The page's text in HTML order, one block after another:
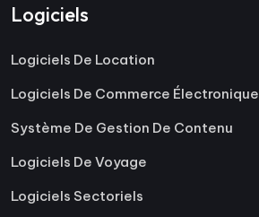
Logiciels
Logiciels De Location
Logiciels De Commerce Électronique
Système De Gestion De Contenu
Logiciels De Voyage
Logiciels Sectoriels